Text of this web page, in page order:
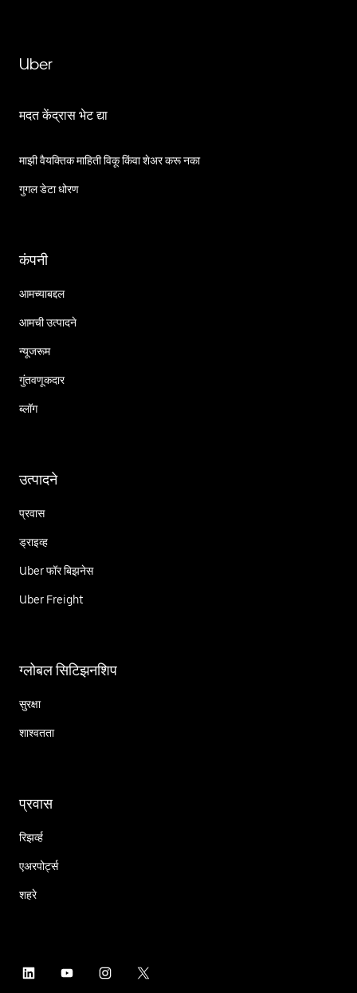
Uber
मदत केंद्रास भेट द्या
माझी वैयक्तिक माहिती विकू किंवा शेअर करू नका
गुगल डेटा धोरण
कंपनी
आमच्याबद्दल
आमची उत्पादने
न्यूजरूम
गुंतवणूकदार
ब्लॉग
उत्पादने
प्रवास
ड्राइव्ह
Uber फॉर बिझनेस
Uber Freight
ग्लोबल सिटिझनशिप
सुरक्षा
शाश्वतता
प्रवास
रिझर्व्ह
एअरपोर्ट्स
शहरे